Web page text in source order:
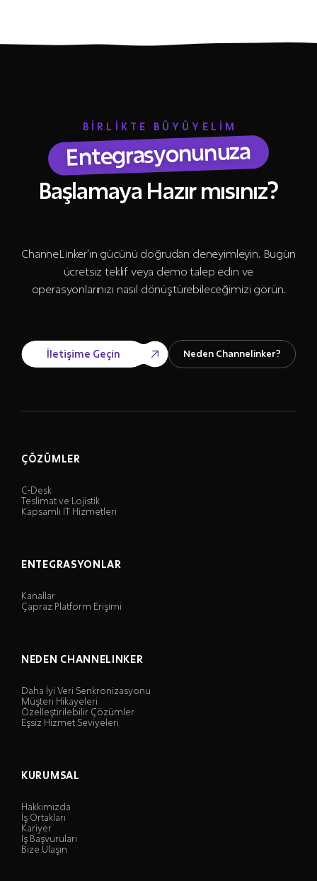
BİRLİKTE BÜYÜYELİM
Entegrasyonunuza
Başlamaya Hazır mısınız?
ChanneLinker’ın gücünü doğrudan deneyimleyin. Bugün
ücretsiz teklif veya demo talep edin ve
operasyonlarınızı nasıl dönüştürebileceğimizi görün.
İletişime Geçin Neden Channelinker?
ÇÖZÜMLER
C-Desk
Teslimat ve Lojistik
Kapsamlı IT Hizmetleri
ENTEGRASYONLAR
Kanallar
Çapraz Platform Erişimi
NEDEN CHANNELINKER
Daha İyi Veri Senkronizasyonu
Müşteri Hikayeleri
Özelleştirilebilir Çözümler
Eşsiz Hizmet Seviyeleri
KURUMSAL
Hakkımızda
İş Ortakları
Kariyer
İş Başvuruları
Bize Ulaşın